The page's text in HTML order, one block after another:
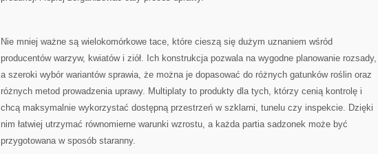
Nie mniej ważne są wielokomórkowe tace, które cieszą się dużym uznaniem wśród
producentów warzyw, kwiatów i ziół. Ich konstrukcja pozwala na wygodne planowanie rozsady,
a szeroki wybór wariantów sprawia, że można je dopasować do różnych gatunków roślin oraz
różnych metod prowadzenia uprawy. Multiplaty to produkty dla tych, którzy cenią kontrolę i
chcą maksymalnie wykorzystać dostępną przestrzeń w szklarni, tunelu czy inspekcie. Dzięki
nim łatwiej utrzymać równomierne warunki wzrostu, a każda partia sadzonek może być
przygotowana w sposób staranny.